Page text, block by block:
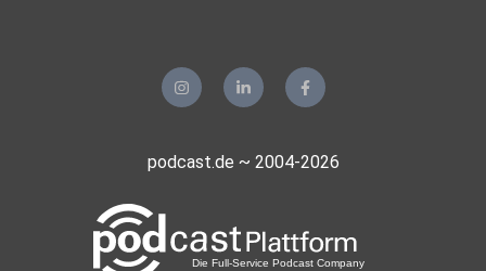
podcast.de ~ 2004-2026